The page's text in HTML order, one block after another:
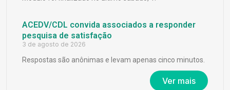
ACEDV/CDL convida associados a responder
pesquisa de satisfação
3 de agosto de 2026
Respostas são anônimas e levam apenas cinco minutos.
Ver mais